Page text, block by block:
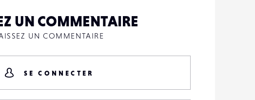
UN COMMENTAIRE
UN COMMENTAIRE
SE CONNECTER